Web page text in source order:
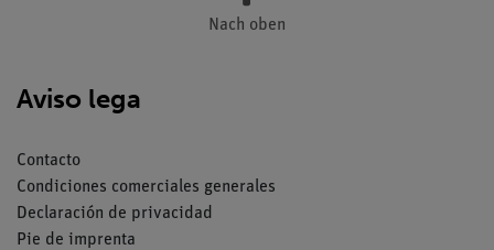
Nach oben
Aviso lega
Contacto
Condiciones comerciales generales
Declaración de privacidad
Pie de imprenta